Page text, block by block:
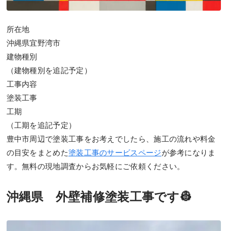
所在地
沖縄県宜野湾市
建物種別
（建物種別を追記予定）
工事内容
塗装工事
工期
（工期を追記予定）
豊中市周辺で塗装工事をお考えでしたら、施工の流れや料金
の目安をまとめた塗装工事のサービスページが参考になりま
す。無料の現地調査からお気軽にご依頼ください。
沖縄県 外壁補修塗装工事です👷